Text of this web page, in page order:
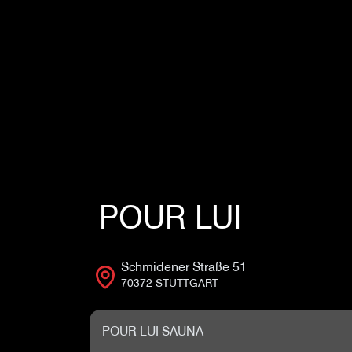
POUR LUI
Schmidener Straße 51
70372 STUTTGART
POUR LUI SAUNA